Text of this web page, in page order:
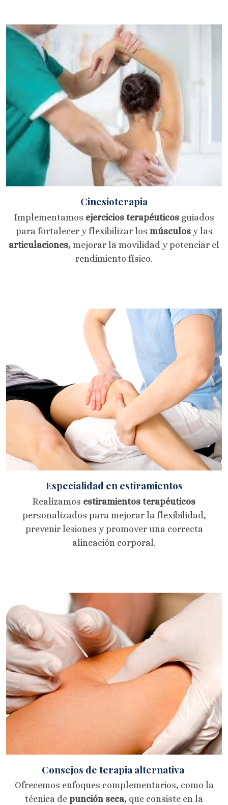
Cinesioterapia
Implementamos ejercicios terapéuticosguiados
para fortalecer y flexibilizar los músculos y las
articulaciones, mejorar la movilidad y potenciar el
rendimiento físico.
Especialidad en estiramientos
Realizamos estiramientos terapéuticos
personalizados para mejorar la flexibilidad,
prevenir lesiones y promover una correcta
alineación corporal.
Consejos de terapia alternativa
Ofrecemos enfoques complementarios, como la
técnica de punción seca, que consiste en la